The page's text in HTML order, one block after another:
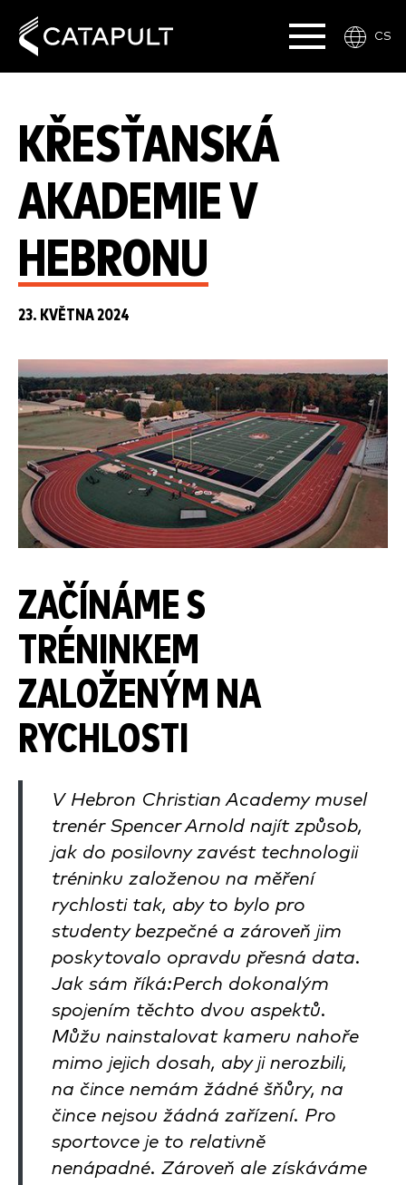
CS
KŘESŤANSKÁ
AKADEMIE V
HEBRONU
23. KVĚTNA 2024
ZAČÍNÁME S
TRÉNINKEM
ZALOŽENÝM NA
RYCHLOSTI
V Hebron Christian Academy musel
trenér Spencer Arnold najít způsob,
jak do posilovny zavést technologii
tréninku založenou na měření
rychlosti tak, aby to bylo pro
studenty bezpečné a zároveň jim
poskytovalo opravdu přesná data.
Jak sám říká:Perch dokonalým
spojením těchto dvou aspektů.
Můžu nainstalovat kameru nahoře
mimo jejich dosah, aby ji nerozbili,
na čince nemám žádné šňůry, na
čince nejsou žádná zařízení. Pro
sportovce je to relativně
nenápadné. Zároveň ale získáváme